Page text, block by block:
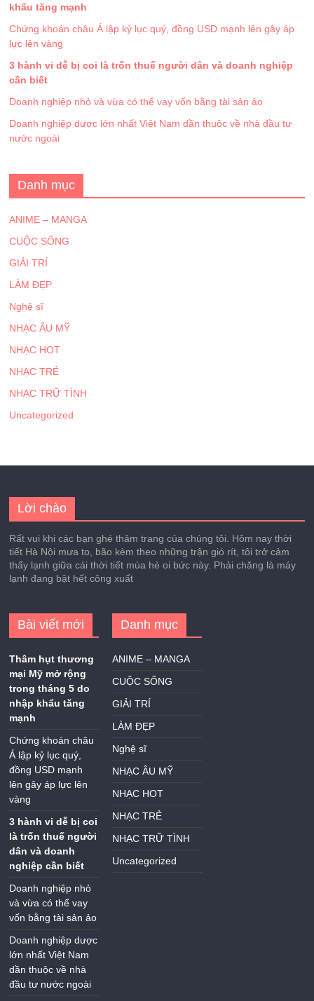
khẩu tăng mạnh
Chứng khoán châu Á lập kỷ lục quý, đồng USD mạnh lên gây áp
lực lên vàng
3 hành vi dễ bị coi là trốn thuế người dân và doanh nghiệp
cần biết
Doanh nghiệp nhỏ và vừa có thể vay vốn bằng tài sản ảo
Doanh nghiệp dược lớn nhất Việt Nam dần thuộc về nhà đầu tư
nước ngoài
Danh mục
ANIME – MANGA
CUỘC SỐNG
GIẢI TRÍ
LÀM ĐẸP
Nghệ sĩ
NHẠC ÂU MỸ
NHẠC HOT
NHẠC TRẺ
NHẠC TRỮ TÌNH
Uncategorized
Lời chào
Rất vui khi các bạn ghé thăm trang của chúng tôi. Hôm nay thời
tiết Hà Nội mưa to, bão kèm theo những trận gió rít, tôi trở cảm
thấy lạnh giữa cái thời tiết mùa hè oi bức này. Phải chăng là máy
lạnh đang bật hết công xuất
Bài viết mới
Thâm hụt thương
mại Mỹ mở rộng
trong tháng 5 do
nhập khẩu tăng
mạnh
Chứng khoán châu
Á lập kỷ lục quý,
đồng USD mạnh
lên gây áp lực lên
vàng
3 hành vi dễ bị coi
là trốn thuế người
dân và doanh
nghiệp cần biết
Doanh nghiệp nhỏ
và vừa có thể vay
vốn bằng tài sản ảo
Doanh nghiệp dược
lớn nhất Việt Nam
dần thuộc về nhà
đầu tư nước ngoài
Danh mục
ANIME – MANGA
CUỘC SỐNG
GIẢI TRÍ
LÀM ĐẸP
Nghệ sĩ
NHẠC ÂU MỸ
NHẠC HOT
NHẠC TRẺ
NHẠC TRỮ TÌNH
Uncategorized